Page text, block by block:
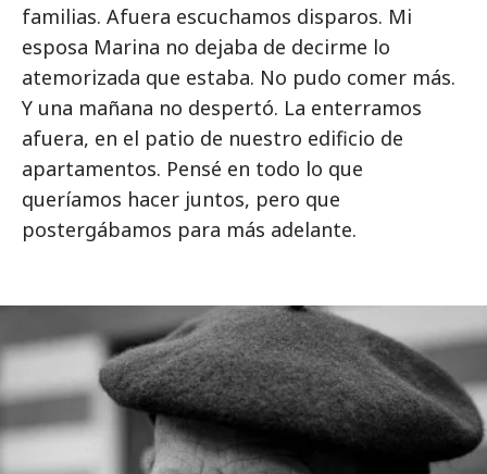
familias. Afuera escuchamos disparos. Mi
esposa Marina no dejaba de decirme lo
atemorizada que estaba. No pudo comer más.
Y una mañana no despertó. La enterramos
afuera, en el patio de nuestro edificio de
apartamentos. Pensé en todo lo que
queríamos hacer juntos, pero que
postergábamos para más adelante.